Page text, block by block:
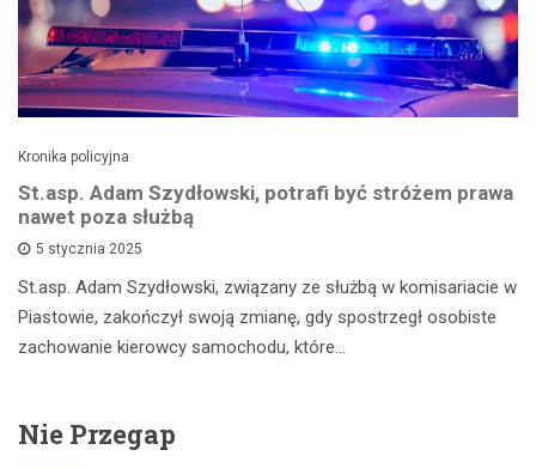
Kronika policyjna
St.asp. Adam Szydłowski, potrafi być stróżem prawa
nawet poza służbą
5 stycznia 2025
St.asp. Adam Szydłowski, związany ze służbą w komisariacie w
Piastowie, zakończył swoją zmianę, gdy spostrzegł osobiste
zachowanie kierowcy samochodu, które…
Nie Przegap